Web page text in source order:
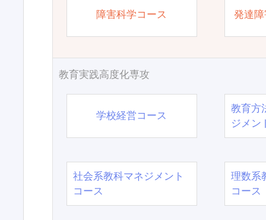
障害科学コース 発達
教育実践高度化専攻
学校経営コース
教育方
ジメン
社会系教科マネジメント
コース
理数系
コース